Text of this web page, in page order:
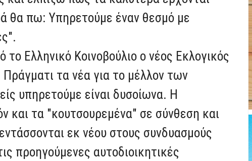
θα πω: Υπηρετούμε έναν θεσμό με
Ελληνικό Κοινοβούλιο ο νέος Εκλογικός
τα νέα για το μέλλον των
υπηρετούμε είναι δυσοίωνα. Η
και τα "κουτσουρεμένα" σε σύνθεση και
εκ νέου στους συνδυασμούς
αυτοδιοικητικές